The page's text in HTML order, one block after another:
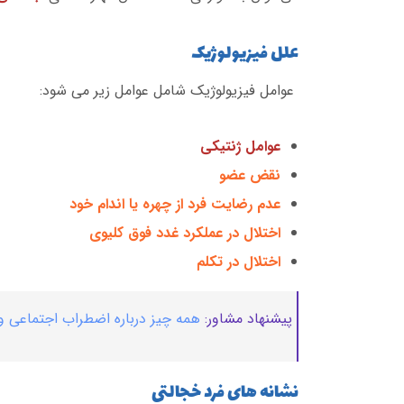
علل فیزیولوژیک
عوامل فیزیولوژیک شامل عوامل زیر می شود:
عوامل ژنتیکی
نقض عضو
عدم رضایت فرد از چهره یا اندام خود
اختلال در عملکرد غدد فوق کلیوی
اختلال در تکلم
پیشنهاد مشاور: همه چیز درباره اضطراب اجتماعی
نشانه های فرد خجالتی